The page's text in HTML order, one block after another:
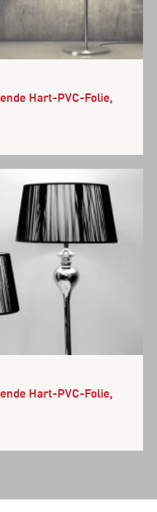
Hart-PVC-Folie,
Hart-PVC-Folie,